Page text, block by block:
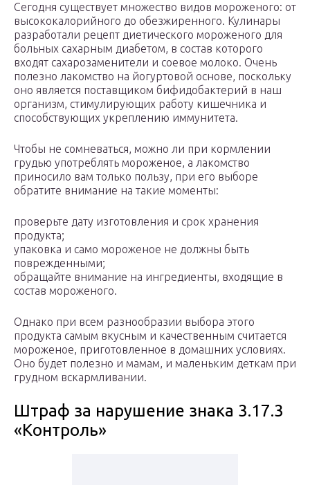
Сегодня существует множество видов мороженого: от
высококалорийного до обезжиренного. Кулинары
разработали рецепт диетического мороженого для
больных сахарным диабетом, в состав которого
входят сахарозаменители и соевое молоко. Очень
полезно лакомство на йогуртовой основе, поскольку
оно является поставщиком бифидобактерий в наш
организм, стимулирующих работу кишечника и
способствующих укреплению иммунитета.
Чтобы не сомневаться, можно ли при кормлении
грудью употреблять мороженое, а лакомство
приносило вам только пользу, при его выборе
обратите внимание на такие моменты:
проверьте дату изготовления и срок хранения
продукта;
упаковка и само мороженое не должны быть
поврежденными;
обращайте внимание на ингредиенты, входящие в
состав мороженого.
Однако при всем разнообразии выбора этого
продукта самым вкусным и качественным считается
мороженое, приготовленное в домашних условиях.
Оно будет полезно и мамам, и маленьким деткам при
грудном вскармливании.
Штраф за нарушение знака 3.17.3
«Контроль»